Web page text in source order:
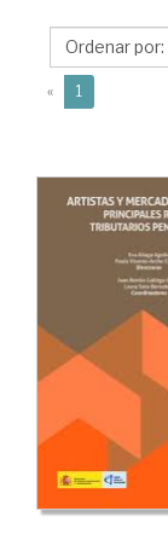
Laura
« 1